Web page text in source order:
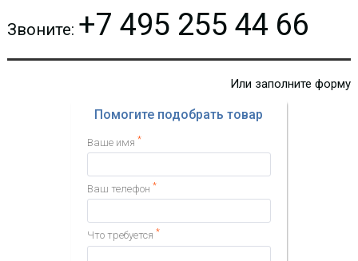
IP видеотелефон Yealink
SIP-T58W Pro with camera
Звоните: +7 495 255 44 66
Или заполните форму
Помогите подобрать товар
Ваше имя *
Ваш телефон *
Что требуется *